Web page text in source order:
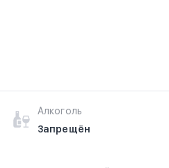
Алкоголь
Запрещён